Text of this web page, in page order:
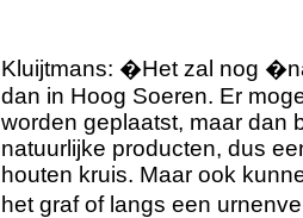
Kluijtmans: �Het zal nog
dan in Hoog Soeren. Er
worden geplaatst, maar dan
natuurlijke producten, dus
houten kruis. Maar ook
het graf of langs een